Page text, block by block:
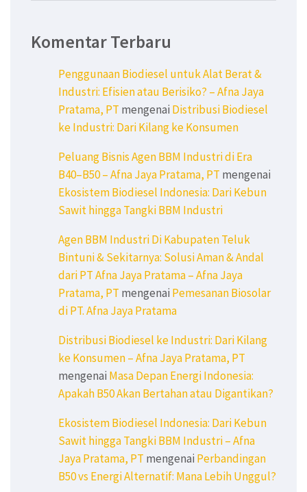
Komentar Terbaru
Penggunaan Biodiesel untuk Alat Berat &
Industri: Efisien atau Berisiko? – Afna Jaya
Pratama, PT mengenai Distribusi Biodiesel
ke Industri: Dari Kilang ke Konsumen
Peluang Bisnis Agen BBM Industri di Era
B40–B50 – Afna Jaya Pratama, PT mengenai
Ekosistem Biodiesel Indonesia: Dari Kebun
Sawit hingga Tangki BBM Industri
Agen BBM Industri Di Kabupaten Teluk
Bintuni & Sekitarnya: Solusi Aman & Andal
dari PT Afna Jaya Pratama – Afna Jaya
Pratama, PT mengenai Pemesanan Biosolar
di PT. Afna Jaya Pratama
Distribusi Biodiesel ke Industri: Dari Kilang
ke Konsumen – Afna Jaya Pratama, PT
mengenai Masa Depan Energi Indonesia:
Apakah B50 Akan Bertahan atau Digantikan?
Ekosistem Biodiesel Indonesia: Dari Kebun
Sawit hingga Tangki BBM Industri – Afna
Jaya Pratama, PT mengenai Perbandingan
B50 vs Energi Alternatif: Mana Lebih Unggul?